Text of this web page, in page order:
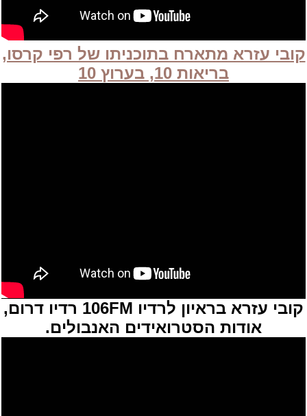
קובי עזרא מתארח בתוכניתו של רפי קרסו,
בריאות 10, בערוץ 10
קובי עזרא בראיון לרדיו 106FM רדיו דרום,
אודות הסטרואידים האנבולים.